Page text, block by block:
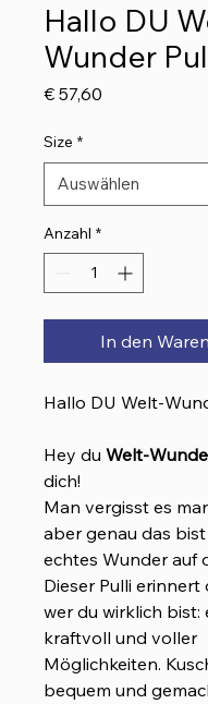
Hallo DU
Wunder
€ 57,60
Size *
Anzahl *
In den
Hallo DU Welt-
Hey du Welt-
dich!
Man vergisst es
aber genau das bist
echtes Wunder auf
Dieser Pulli erinnert
wer du wirklich bist:
kraftvoll und voller
Möglichkeiten.
bequem und